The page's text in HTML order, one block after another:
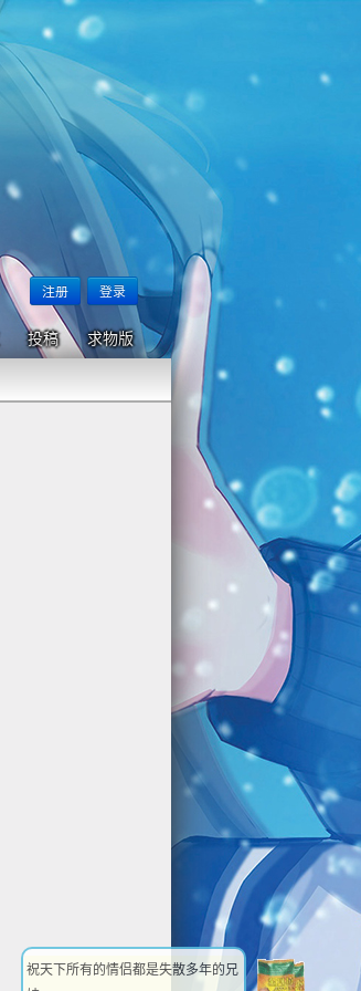
注册 登录
投稿 求物版
祝天下所有的情侣都是失散多年的兄